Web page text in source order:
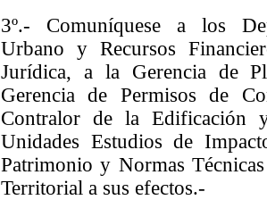
3º.- Comuníquese a los
Urbano y Recursos
Jurídica, a la Gerencia de
Gerencia de Permisos de
Contralor de la Edificación
Unidades Estudios de
Patrimonio y Normas
Territorial a sus efectos.-